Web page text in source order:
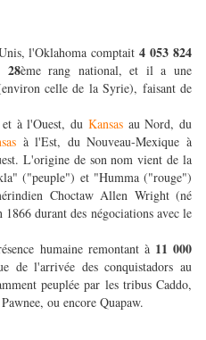
l'Oklahoma comptait4 053 824
28ème rang national, et il a une
celle de la Syrie), faisant de
à l'Ouest, du Kansasau Nord, du
à l'Est, du Nouveau-Mexique à
L'origine de son nom vient de la
("peuple") et "Humma ("rouge")
Choctaw Allen Wright (né
durant des négociations avec le
humaine remontant à 11 000
de l'arrivée des conquistadors au
peuplée par les tribus Caddo,
ou encore Quapaw.